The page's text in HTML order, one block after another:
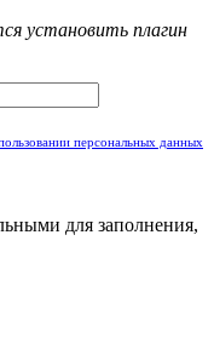
установить плагин
персональных данных
для заполнения,